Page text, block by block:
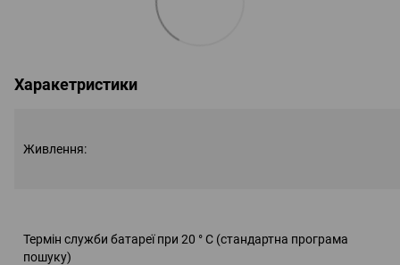
Харакетристики
Живлення:
Термін служби батареї при 20 ° C (стандартна програма
пошуку)